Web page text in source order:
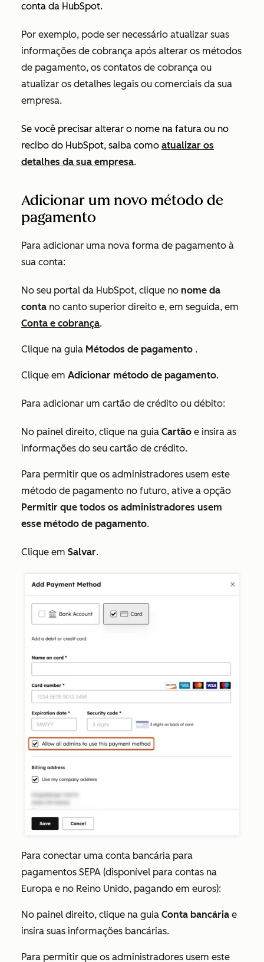
conta da HubSpot.
Por exemplo, pode ser necessário atualizar suas
informações de cobrança após alterar os métodos
de pagamento, os contatos de cobrança ou
atualizar os detalhes legais ou comerciais da sua
empresa.
Se você precisar alterar o nome na fatura ou no
recibo do HubSpot, saiba como atualizar os
detalhes da sua empresa.
Adicionar um novo método de
pagamento
Para adicionar uma nova forma de pagamento à
sua conta:
No seu portal da HubSpot, clique no nome da
conta no canto superior direito e, em seguida, em
Conta e cobrança.
Clique na guia Métodos de pagamento .
Clique em Adicionar método de pagamento.
Para adicionar um cartão de crédito ou débito:
No painel direito, clique na guia Cartão e insira as
informações do seu cartão de crédito.
Para permitir que os administradores usem este
método de pagamento no futuro, ative a opção
Permitir que todos os administradores usem
esse método de pagamento.
Clique em Salvar.
Para conectar uma conta bancária para
pagamentos SEPA (disponível para contas na
Europa e no Reino Unido, pagando em euros):
No painel direito, clique na guia Conta bancária e
insira suas informações bancárias.
Para permitir que os administradores usem este